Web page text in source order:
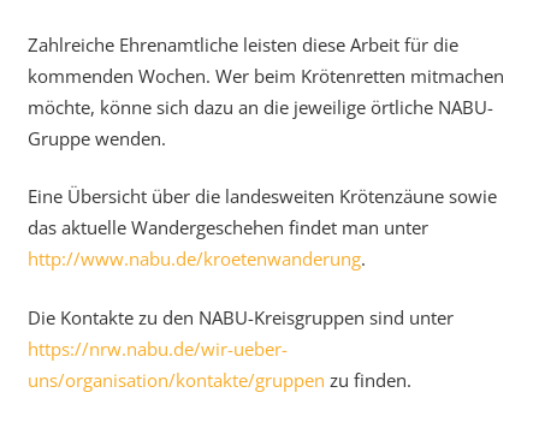
Zahlreiche Ehrenamtliche leisten diese Arbeit für die
kommenden Wochen. Wer beim Krötenretten mitmachen
möchte, könne sich dazu an die jeweilige örtliche NABU-
Gruppe wenden.
Eine Übersicht über die landesweiten Krötenzäune sowie
das aktuelle Wandergeschehen findet man unter
http://www.nabu.de/kroetenwanderung.
Die Kontakte zu den NABU-Kreisgruppen sind unter
https://nrw.nabu.de/wir-ueber-
uns/organisation/kontakte/gruppen zu finden.